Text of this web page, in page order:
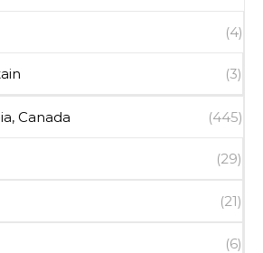
(4)
(3)
Canada (445)
(29)
(21)
(6)